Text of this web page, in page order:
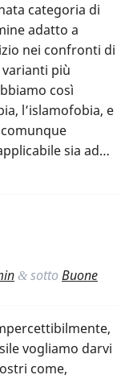
categoria di
adatto a
nei confronti di
più
così
l’islamofobia, e
sia ad…
& sotto Buone
vogliamo darvi
come,